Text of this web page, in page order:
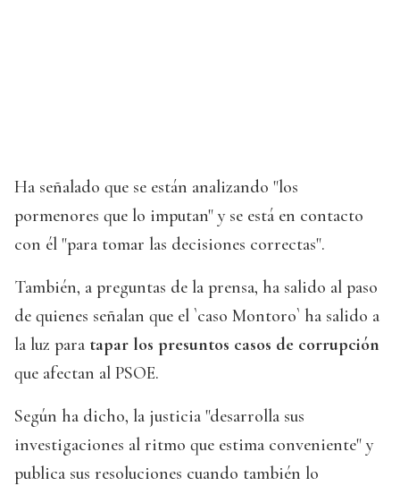
Ha señalado que se están analizando "los
pormenores que lo imputan" y se está en contacto
con él "para tomar las decisiones correctas".
También, a preguntas de la prensa, ha salido al paso
de quienes señalan que el `caso Montoro` ha salido a
la luz para tapar los presuntos casos de corrupción
que afectan al PSOE.
Según ha dicho, la justicia "desarrolla sus
investigaciones al ritmo que estima conveniente" y
publica sus resoluciones cuando también lo